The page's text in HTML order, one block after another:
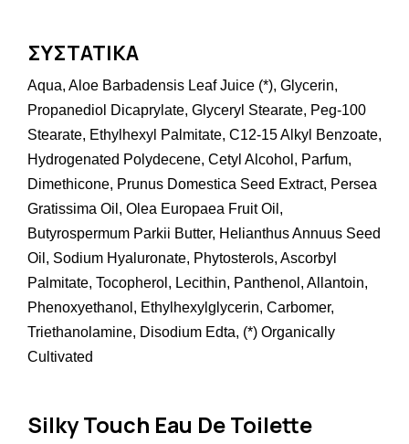
ΣΥΣΤΑΤΙΚΑ
Aqua, Aloe Barbadensis Leaf Juice (*), Glycerin,
Propanediol Dicaprylate, Glyceryl Stearate, Peg-100
Stearate, Ethylhexyl Palmitate, C12-15 Alkyl Benzoate,
Hydrogenated Polydecene, Cetyl Alcohol, Parfum,
Dimethicone, Prunus Domestica Seed Extract, Persea
Gratissima Oil, Olea Europaea Fruit Oil,
Butyrospermum Parkii Butter, Helianthus Annuus Seed
Oil, Sodium Hyaluronate, Phytosterols, Ascorbyl
Palmitate, Tocopherol, Lecithin, Panthenol, Allantoin,
Phenoxyethanol, Ethylhexylglycerin, Carbomer,
Triethanolamine, Disodium Edta, (*) Organically
Cultivated
Silky Touch Eau De Toilette